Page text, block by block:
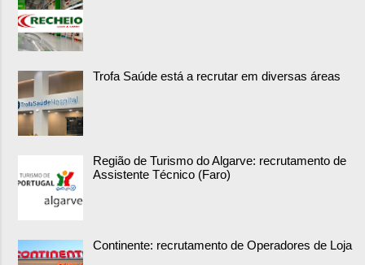
Trofa Saúde está a recrutar em diversas áreas
Região de Turismo do Algarve: recrutamento de
Assistente Técnico (Faro)
Continente: recrutamento de Operadores de Loja